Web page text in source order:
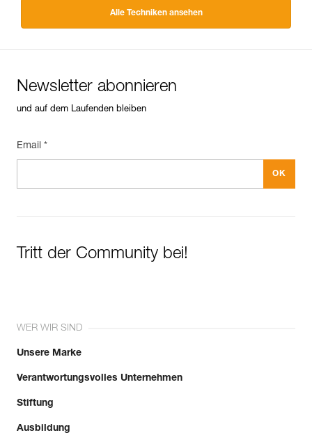
Alle Techniken ansehen
Newsletter abonnieren
und auf dem Laufenden bleiben
Email *
Tritt der Community bei!
WER WIR SIND
Unsere Marke
Verantwortungsvolles Unternehmen
Stiftung
Ausbildung